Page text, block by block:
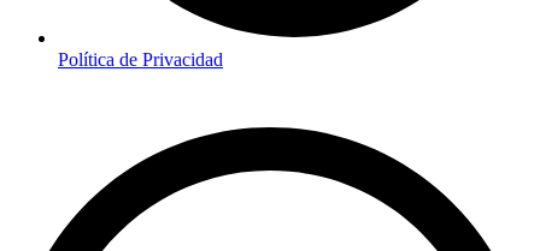
Política de Privacidad